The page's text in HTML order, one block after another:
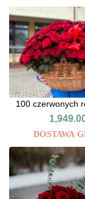
100 czerwonych
DOSTAWA